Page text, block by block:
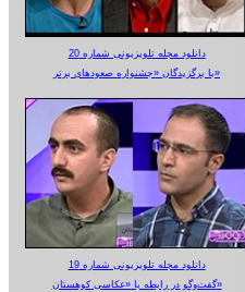
دانلود مجله تلویزیونی شماره 20
با برگزیدگان «جشنواره صعودهای برتر»
دانلود مجله تلویزیونی شماره 19
گفت‌وگو در رابطه با «عکاسی کوهستان»